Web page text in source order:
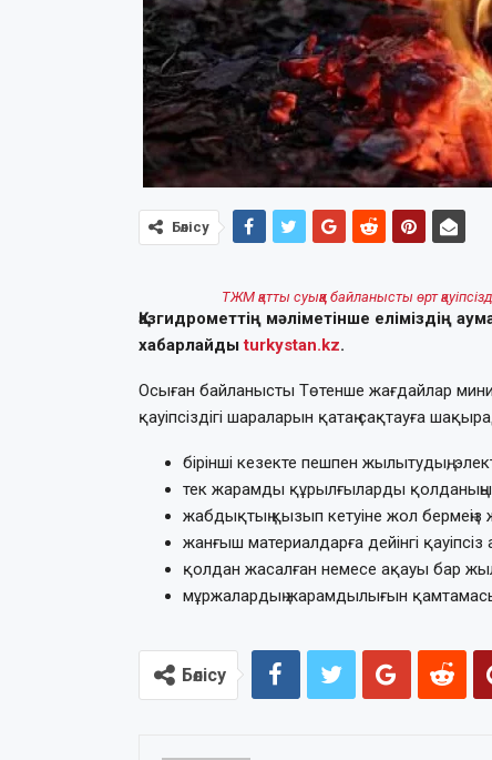
Бөлісу
ТЖМ қатты суыққа байланысты өрт
Қазгидрометтің мәліметінше еліміздің
хабарлайдыturkystan.kz.
Осыған байланысты Төтенше жағдайлар
қауіпсіздігі шараларын қатаң сақтауға
бірінші кезекте пешпен жылытудың,
тек жарамды құрылғыларды
жабдықтың қызып кетуіне жол
жанғыш материалдарға дейінгі
қолдан жасалған немесе ақауы бар
мұржалардың жарамдылығын
Бөлісу